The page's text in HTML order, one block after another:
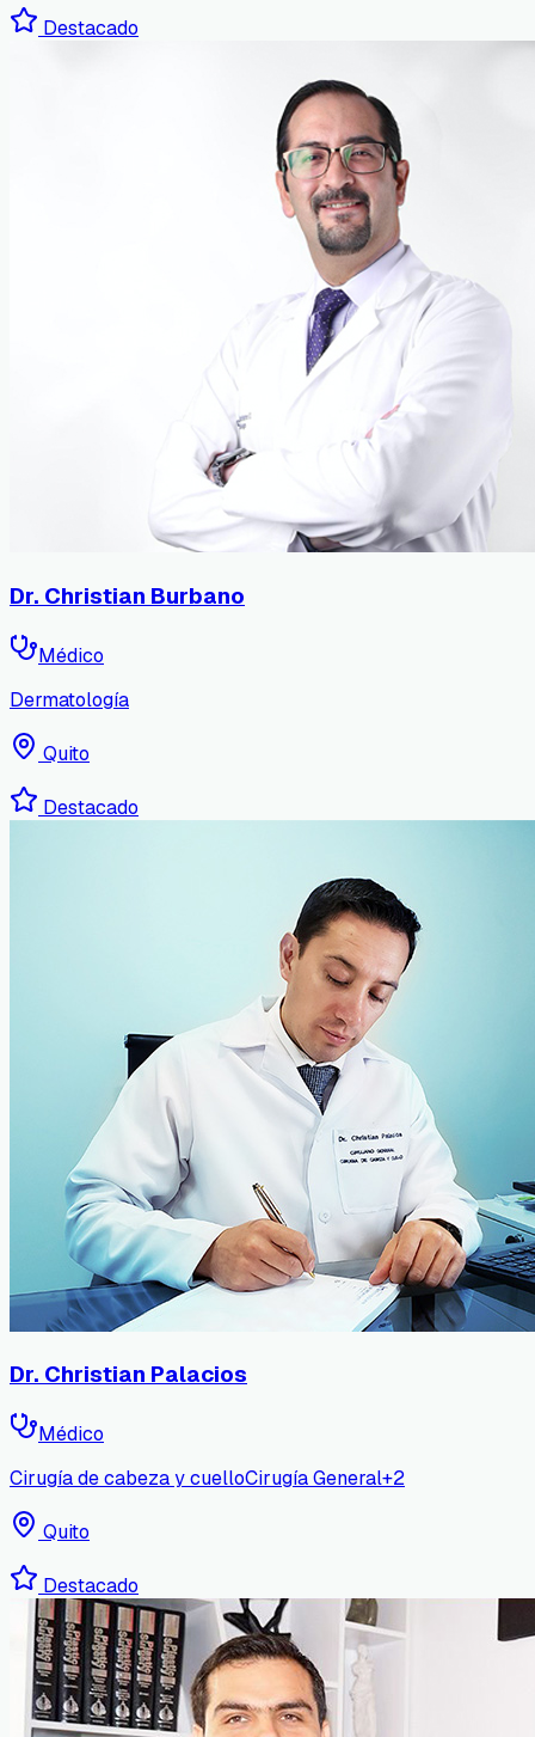
Destacado
Dr. Christian Burbano
Médico
Dermatología
Quito
Destacado
Dr. Christian Palacios
Médico
Cirugía de cabeza y cuelloCirugía General+2
Quito
Destacado